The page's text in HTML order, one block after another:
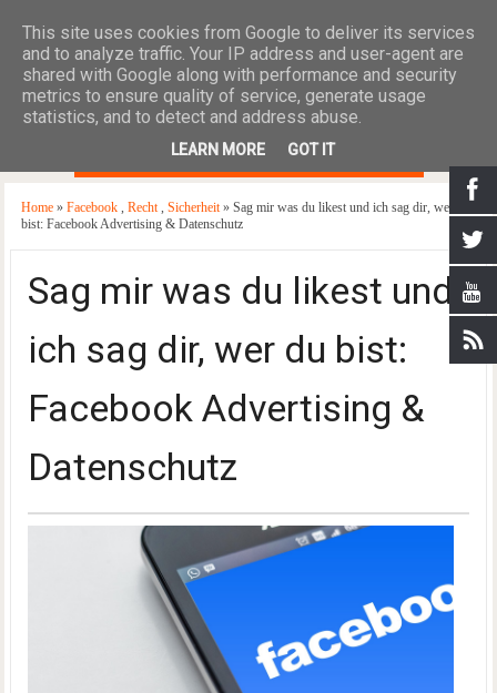
Home»Facebook,Recht,Sicherheit» Sag mir was du likest und ich sag dir, wer du
bist: Facebook Advertising & Datenschutz
Sag mir was du likest und
ich sag dir, wer du bist:
Facebook Advertising &
Datenschutz
This site uses cookies from Google to deliver its services
and to analyze traffic. Your IP address and user-agent are
shared with Google along with performance and security
metrics to ensure quality of service, generate usage
statistics, and to detect and address abuse.
LEARN MORE GOT IT